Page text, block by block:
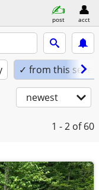
post acct
✓ from this seller
newest
1 - 2 of 60